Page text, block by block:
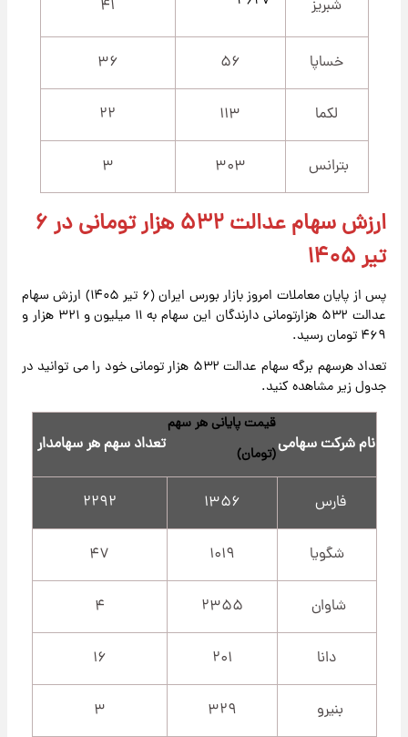
شبریز ۴۱
خساپا ۵۶ ۳۶
لکما ۱۱۳ ۲۲
بترانس ۳۰۳ ۳
ارزش سهام عدالت ۵۳۲ هزار تومانی در ۶
تیر ۱۴۰۵
پس از پایان معاملات امروز بازار بورس ایران (۶ تیر ۱۴۰۵) ارزش سهام
عدالت ۵۳۲ هزارتومانی دارندگان این سهام به ۱۱ میلیون و ۳۲۱ هزار و
۴۶۹ تومان رسید.
تعداد هرسهم برگه سهام عدالت ۵۳۲ هزار تومانی خود را می توانید در
جدول زیر مشاهده کنید.
نام شرکت سهامی
قیمت پایانی هر سهم
(تومان)
تعداد سهم هر سهامدار
فارس ۱۳۵۶ ۲۲۹۲
شگویا ۱۰۱۹ ۴۷
شاوان ۲۳۵۵
دانا ۲۰۱ ۱۶
بنیرو ۳۲۹ ۳